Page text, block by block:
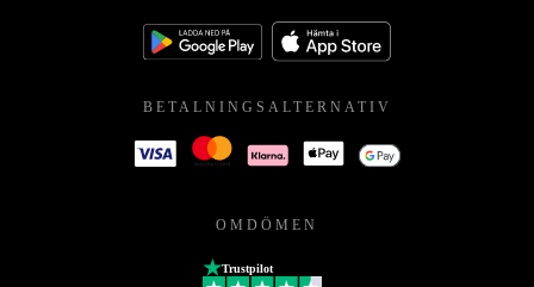
BETALNINGSALTERNATIV
OMDÖMEN
Trustpilot